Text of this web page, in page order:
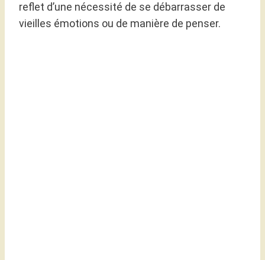
reflet d’une nécessité de se débarrasser de
vieilles émotions ou de manière de penser.